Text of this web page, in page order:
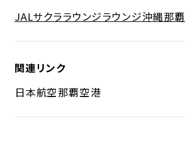
JALサクララウンジラウンジ沖縄那覇
関連リンク
日本航空那覇空港